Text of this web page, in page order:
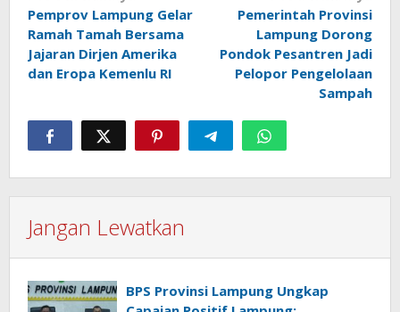
pos
Pemprov Lampung Gelar
Ramah Tamah Bersama
Jajaran Dirjen Amerika
dan Eropa Kemenlu RI
Pemerintah Provinsi
Lampung Dorong
Pondok Pesantren Jadi
Pelopor Pengelolaan
Sampah
Jangan Lewatkan
BPS Provinsi Lampung Ungkap